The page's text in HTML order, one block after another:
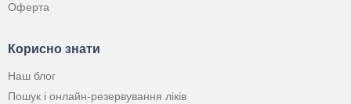
Оферта
Корисно знати
Наш блог
Пошук і онлайн-резервування ліків